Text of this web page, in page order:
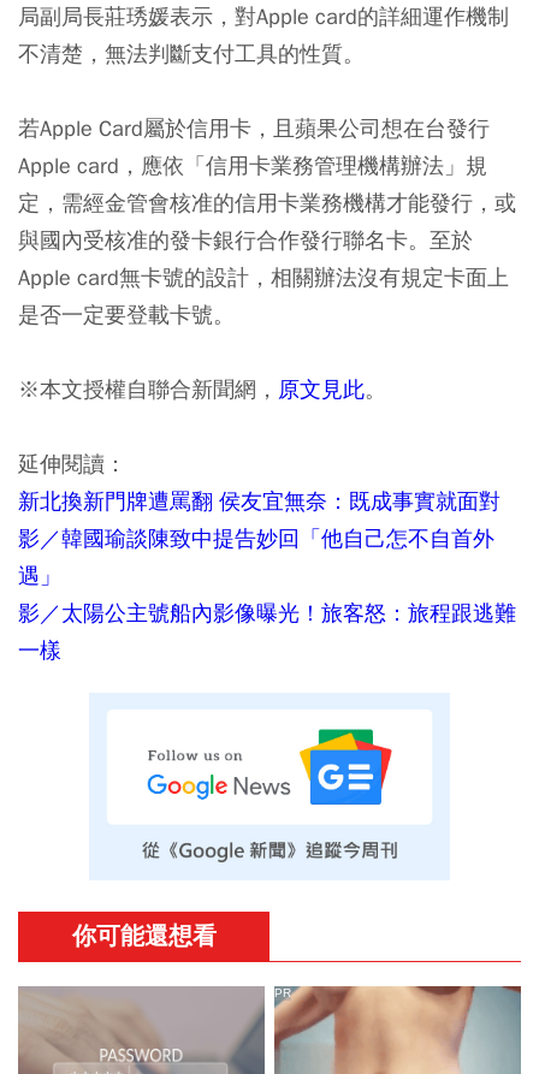
局副局長莊琇媛表示，對Apple card的詳細運作機制
不清楚，無法判斷支付工具的性質。
若Apple Card屬於信用卡，且蘋果公司想在台發行
Apple card，應依「信用卡業務管理機構辦法」規
定，需經金管會核准的信用卡業務機構才能發行，或
與國內受核准的發卡銀行合作發行聯名卡。至於
Apple card無卡號的設計，相關辦法沒有規定卡面上
是否一定要登載卡號。
※本文授權自聯合新聞網， 原文見此。
延伸閱讀：
新北換新門牌遭罵翻 侯友宜無奈：既成事實就面對
影／韓國瑜談陳致中提告妙回「他自己怎不自首外
遇」
影／太陽公主號船內影像曝光！旅客怒：旅程跟逃難
一樣